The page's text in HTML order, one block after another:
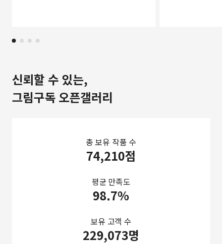
신뢰할 수 있는,
그림구독 오픈갤러리
총 보유 작품 수
74,210점
평균 만족도
98.7%
보유 고객 수
229,073명